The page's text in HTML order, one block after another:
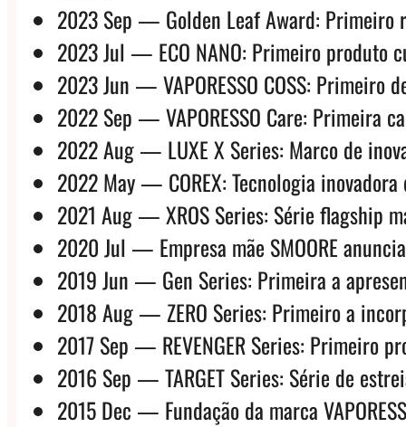
2023 Sep — Golden Leaf Award: Primeiro
2023 Jul — ECO NANO: Primeiro produto
2023 Jun — VAPORESSO COSS: Primeiro
2022 Sep — VAPORESSO Care: Primeira
2022 Aug — LUXE X Series: Marco de
2022 May — COREX: Tecnologia
2021 Aug — XROS Series: Série flagship
2020 Jul — Empresa mãe SMOORE
2019 Jun — Gen Series: Primeira a
2018 Aug — ZERO Series: Primeiro a
2017 Sep — REVENGER Series: Primeiro
2016 Sep — TARGET Series: Série de
2015 Dec — Fundação da marca